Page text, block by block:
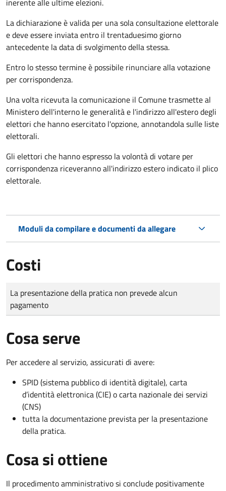
La dichiarazione è valida per una sola consultazione elettorale
e deve essere inviata entro il trentaduesimo giorno
antecedente la data di svolgimento della stessa.
Entro lo stesso termine è possibile rinunciare alla votazione
per corrispondenza.
Una volta ricevuta la comunicazione il Comune trasmette al
Ministero dell'interno le generalità e l'indirizzo all'estero degli
elettori che hanno esercitato l'opzione, annotandola sulle liste
elettorali.
Gli elettori che hanno espresso la volontà di votare per
corrispondenza riceveranno all'indirizzo estero indicato il plico
elettorale.
Moduli da compilare e documenti da allegare
Costi
Tipo di pagamento
Importo
La presentazione della pratica non prevede alcun
pagamento
Cosa serve
Per accedere al servizio, assicurati di avere:
SPID (sistema pubblico di identità digitale), carta
d’identità elettronica (CIE) o carta nazionale dei servizi
(CNS)
tutta la documentazione prevista per la presentazione
della pratica.
Cosa si ottiene
Il procedimento amministrativo si conclude positivamente